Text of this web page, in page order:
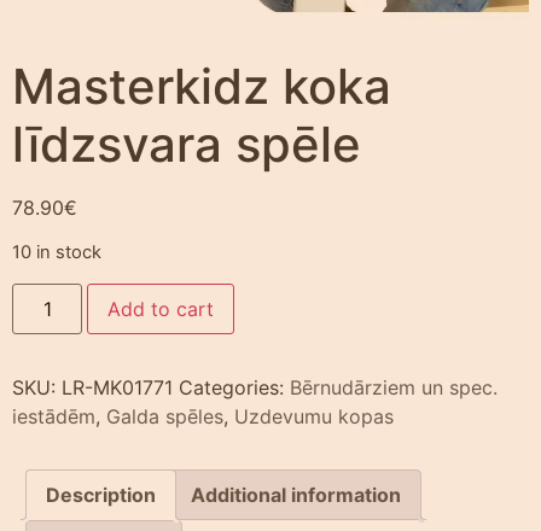
Masterkidz koka
līdzsvara spēle
78.90€
10 in stock
Add to cart
SKU: LR-MK01771 Categories: Bērnudārziem un spec.
iestādēm, Galda spēles, Uzdevumu kopas
Description Additional information